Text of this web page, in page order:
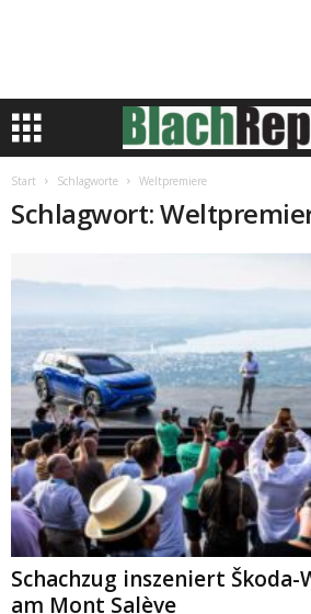
Start Schlagworte Weltpremiere
Schlagwort:
Schachzug inszeniert
am Mont Salève